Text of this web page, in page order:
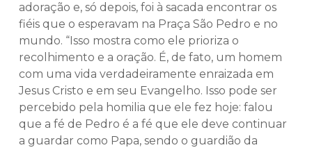
adoração e, só depois, foi à sacada encontrar os
fiéis que o esperavam na Praça São Pedro e no
mundo. “Isso mostra como ele prioriza o
recolhimento e a oração. É, de fato, um homem
com uma vida verdadeiramente enraizada em
Jesus Cristo e em seu Evangelho. Isso pode ser
percebido pela homilia que ele fez hoje: falou
que a fé de Pedro é a fé que ele deve continuar
a guardar como Papa, sendo o guardião da